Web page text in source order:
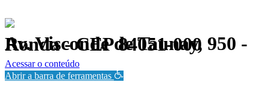
Av. Visconde de Taunay, 950 - Ronda - CEP 84051-000
Política de Privacidade.
Acessar o conteúdo
Abrir a barra de ferramentas